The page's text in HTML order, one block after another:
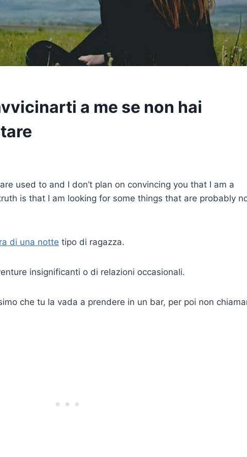
a me se non hai
used to and I don’t plan on convincing you that I am a
is that I am looking for some things that are probably
di una notte tipo di ragazza.
insignificanti o di relazioni occasionali.
che tu la vada a prendere in un bar, per poi non